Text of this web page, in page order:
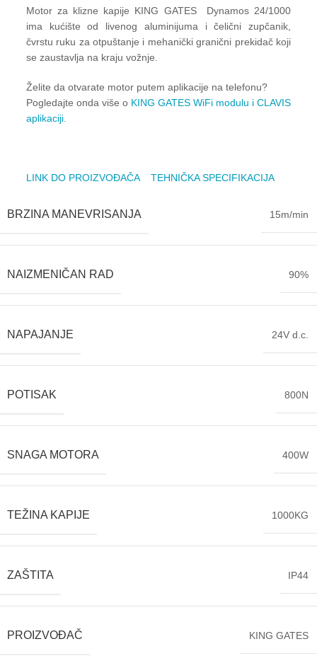
Motor za klizne kapije KING GATES Dynamos 24/1000
ima kućište od livenog aluminijuma i čelični zupčanik,
čvrstu ruku za otpuštanje i mehanički granični prekidač koji
se zaustavlja na kraju vožnje.
Želite da otvarate motor putem aplikacije na telefonu?
Pogledajte onda više o KING GATES WiFi modulu i CLAVIS
aplikaciji.
LINK DO PROIZVOĐAČA TEHNIČKA SPECIFIKACIJA
BRZINA MANEVRISANJA 15m/min
NAIZMENIČAN RAD 90%
NAPAJANJE 24V d.c.
POTISAK 800N
SNAGA MOTORA 400W
TEŽINA KAPIJE 1000KG
ZAŠTITA IP44
PROIZVOĐAČ KING GATES